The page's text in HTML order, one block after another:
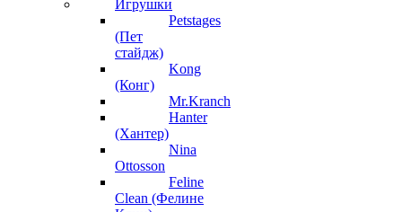
Игрушки
Petstages
(Пет
стайдж)
Kong
(Конг)
Mr.Kranch
Hanter
(Хантер)
Nina
Ottosson
Feline
Clean (Фелине